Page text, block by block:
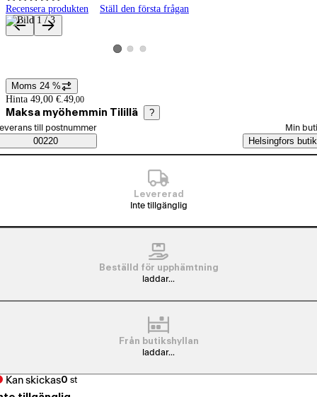
Recensera produkten Ställ den första frågan
Produktbilder och videor
Visa produktbild 1
Visa produktbild 2
Visa produktbild 3
Prisinformation
Moms 24 %
Hinta 49,00 €. 49,00
Maksa myöhemmin Tilillä ?
Saatavuustiedot
beställningssätt
till postnummer
00220
Min
Helsingfors butik
Levererad
Inte tillgänglig
Beställd för upphämtning
laddar...
Från butikshyllan
laddar...
Kan skickas0 st